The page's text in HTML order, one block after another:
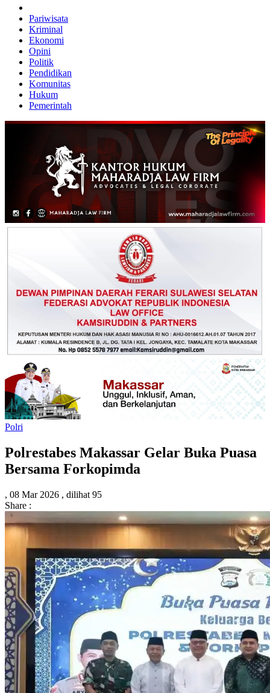
Pariwisata
Kriminal
Ekonomi
Opini
Politik
Pendidikan
Komunitas
Hukum
Pemerintah
Polri
Polrestabes Makassar Gelar Buka Puasa
Bersama Forkopimda
, 08 Mar 2026 , dilihat 95
Share :